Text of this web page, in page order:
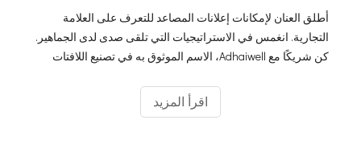
أطلق العنان لإمكانات إعلانات المصاعد للتعرف على العلامة
التجارية. انغمس في الاستراتيجيات التي تلقى صدى لدى الجماهير.
كن شريكًا مع Adhaiwell، الاسم الموثوق به في تصنيع اللافتات
اقرأ المزيد